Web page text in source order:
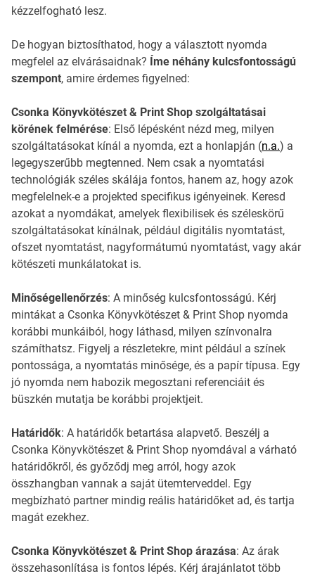
kézzelfogható lesz.
De hogyan biztosíthatod, hogy a választott nyomda
megfelel az elvárásaidnak? Íme néhány kulcsfontosságú
szempont, amire érdemes figyelned:
Csonka Könyvkötészet & Print Shop szolgáltatásai
körének felmérése: Első lépésként nézd meg, milyen
szolgáltatásokat kínál a nyomda, ezt a honlapján (n.a.) a
legegyszerűbb megtenned. Nem csak a nyomtatási
technológiák széles skálája fontos, hanem az, hogy azok
megfelelnek-e a projekted specifikus igényeinek. Keresd
azokat a nyomdákat, amelyek flexibilisek és széleskörű
szolgáltatásokat kínálnak, például digitális nyomtatást,
ofszet nyomtatást, nagyformátumú nyomtatást, vagy akár
kötészeti munkálatokat is.
Minőségellenőrzés: A minőség kulcsfontosságú. Kérj
mintákat a Csonka Könyvkötészet & Print Shop nyomda
korábbi munkáiból, hogy láthasd, milyen színvonalra
számíthatsz. Figyelj a részletekre, mint például a színek
pontossága, a nyomtatás minősége, és a papír típusa. Egy
jó nyomda nem habozik megosztani referenciáit és
büszkén mutatja be korábbi projektjeit.
Határidők: A határidők betartása alapvető. Beszélj a
Csonka Könyvkötészet & Print Shop nyomdával a várható
határidőkről, és győződj meg arról, hogy azok
összhangban vannak a saját ütemterveddel. Egy
megbízható partner mindig reális határidőket ad, és tartja
magát ezekhez.
Csonka Könyvkötészet & Print Shop árazása: Az árak
összehasonlítása is fontos lépés. Kérj árajánlatot több